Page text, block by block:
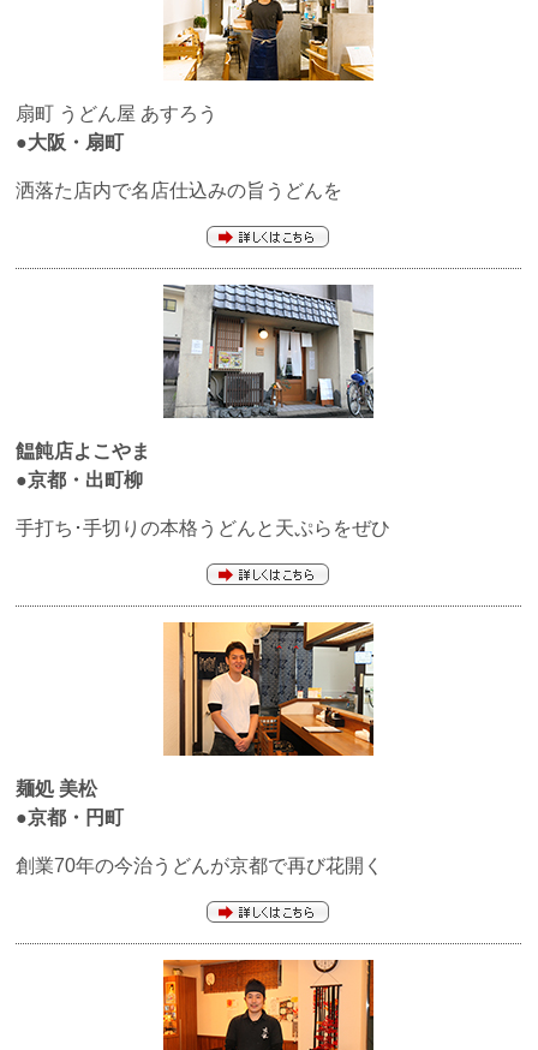
扇町 うどん屋 あすろう
●大阪・扇町
洒落た店内で名店仕込みの旨うどんを
饂飩店よこやま
●京都・出町柳
手打ち･手切りの本格うどんと天ぷらをぜひ
麺処 美松
●京都・円町
創業70年の今治うどんが京都で再び花開く